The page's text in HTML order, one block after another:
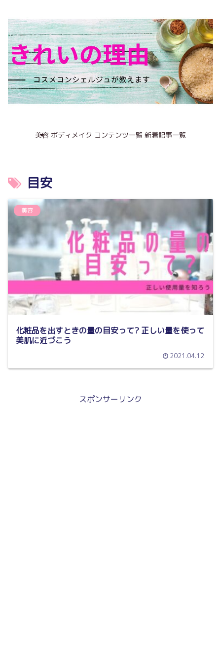
美容 ボディメイク コンテンツ一覧 新着記事一覧
目安
美容
化粧品を出すときの量の目安って? 正しい量を使って
美肌に近づこう
2021.04.12
スポンサーリンク